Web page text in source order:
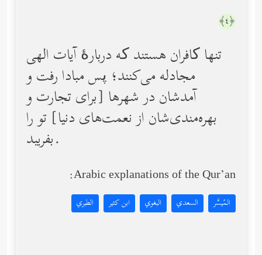
﴿٤﴾
تنها کافران هستند که دربارۀ آیات الهی
مجادله مى‌كنند؛ پس مبادا رفت و
آمدشان در شهرها [برای تجارت و
بهره‌مندی‌شان از نعمت‌های دنیا] تو را
بفریبد.
Arabic explanations of the Qur’an:
المُيسَّر السعدي البغوي ابن كثير الطبري